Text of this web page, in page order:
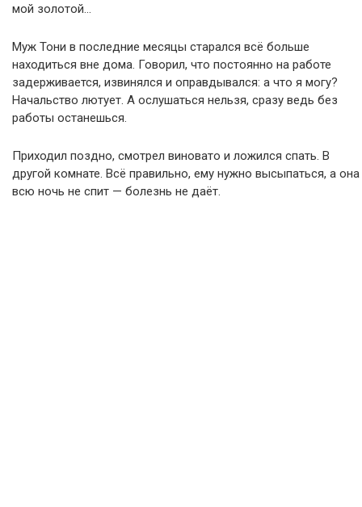
мой золотой…
Муж Тони в последние месяцы старался всё больше
находиться вне дома. Говорил, что постоянно на работе
задерживается, извинялся и оправдывался: а что я могу?
Начальство лютует. А ослушаться нельзя, сразу ведь без
работы останешься.
Приходил поздно, смотрел виновато и ложился спать. В
другой комнате. Всё правильно, ему нужно высыпаться, а она
всю ночь не спит — болезнь не даёт.